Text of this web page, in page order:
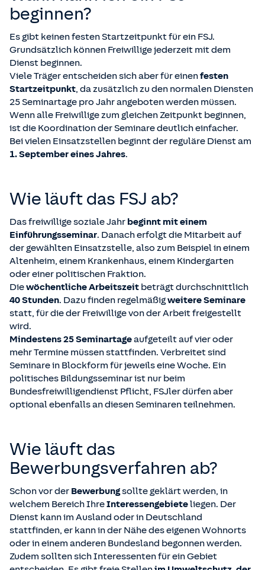
beginnen?
Es gibt keinen festen Startzeitpunkt für ein FSJ.
Grundsätzlich können Freiwillige jederzeit mit dem
Dienst beginnen.
Viele Träger entscheiden sich aber für einenfesten
Startzeitpunkt, da zusätzlich zu den normalen Diensten
25 Seminartage pro Jahr angeboten werden müssen.
Wenn alle Freiwillige zum gleichen Zeitpunkt beginnen,
ist die Koordination der Seminare deutlich einfacher.
Bei vielen Einsatzstellen beginnt der reguläre Dienst am
1. September eines Jahres.
Wie läuft das FSJ ab?
Das freiwillige soziale Jahr beginnt mit einem
Einführungsseminar. Danach erfolgt die Mitarbeit auf
der gewählten Einsatzstelle, also zum Beispiel in einem
Altenheim, einem Krankenhaus, einem Kindergarten
oder einer politischen Fraktion.
Diewöchentliche Arbeitszeit beträgt durchschnittlich
40 Stunden. Dazu finden regelmäßigweitere Seminare
statt, für die der Freiwillige von der Arbeit freigestellt
wird.
Mindestens 25 Seminartageaufgeteilt auf vier oder
mehr Termine müssen stattfinden. Verbreitet sind
Seminare in Blockform für jeweils eine Woche. Ein
politisches Bildungsseminar ist nur beim
Bundesfreiwilligendienst Pflicht, FSJler dürfen aber
optional ebenfalls an diesen Seminaren teilnehmen.
Wie läuft das
Bewerbungsverfahren ab?
Schon vor der Bewerbungsollte geklärt werden, in
welchem Bereich IhreInteressengebieteliegen. Der
Dienst kann im Ausland oder in Deutschland
stattfinden, er kann in der Nähe des eigenen Wohnorts
oder in einem anderen Bundesland begonnen werden.
Zudem sollten sich Interessenten für ein Gebiet